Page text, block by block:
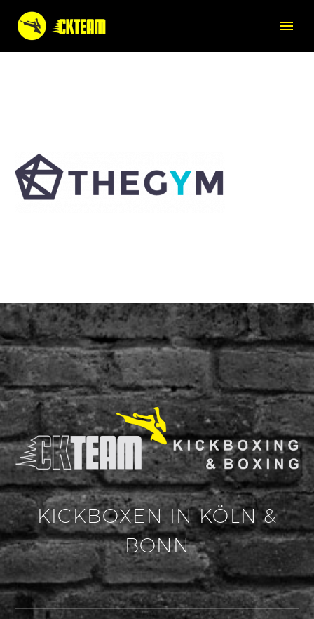
KICKBOXEN IN KÖLN &
BONN